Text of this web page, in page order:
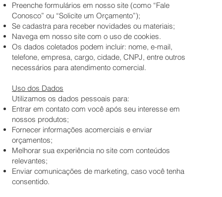
Preenche formulários em nosso site (como “Fale
Conosco” ou “Solicite um Orçamento”);
Se cadastra para receber novidades ou materiais;
Navega em nosso site com o uso de cookies.
Os dados coletados podem incluir: nome, e-mail,
telefone, empresa, cargo, cidade, CNPJ, entre outros
necessários para atendimento comercial.
Uso dos Dados
Utilizamos os dados pessoais para:
Entrar em contato com você após seu interesse em
nossos produtos;
Fornecer informações acomerciais e enviar
orçamentos;
Melhorar sua experiência no site com conteúdos
relevantes;
Enviar comunicações de marketing, caso você tenha
consentido.